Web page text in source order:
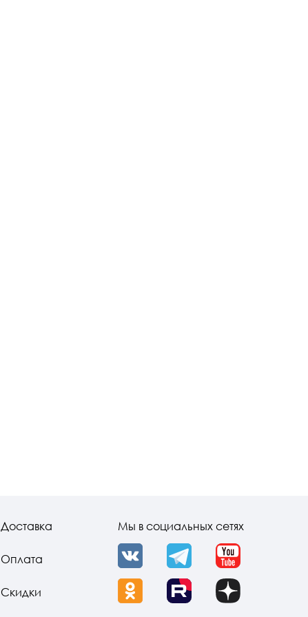
Доставка
Оплата
Скидки
Мы в социальных сетях
VK Telegram YouTube
OK Rutube Dzen